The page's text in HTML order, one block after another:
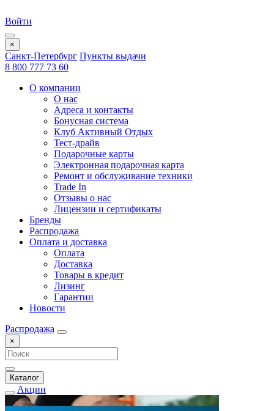
Войти
×
Санкт-Петербург Пункты выдачи
8 800 777 73 60
О компании
О нас
Адреса и контакты
Бонусная система
Клуб Активный Отдых
Тест-драйв
Подарочные карты
Электронная подарочная карта
Ремонт и обслуживание техники
Trade In
Отзывы о нас
Лицензии и сертификаты
Бренды
Распродажа
Оплата и доставка
Оплата
Доставка
Товары в кредит
Лизинг
Гарантии
Новости
Распродажа
×
Каталог
Акции